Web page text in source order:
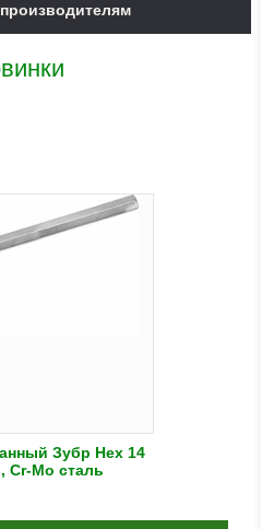
Зубр Hex 14
Cr-Mo сталь